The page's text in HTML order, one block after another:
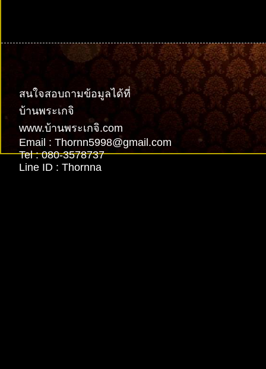
สนใจสอบถามข้อมูลได้ที่
บ้านพระเกจิ
www.บ้านพระเกจิ.com
Email : Thornn5998@gmail.com
Tel : 080-3578737
Line ID : Thornna